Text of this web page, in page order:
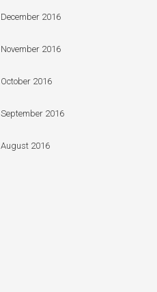
December 2016
November 2016
October 2016
September 2016
August 2016